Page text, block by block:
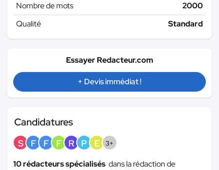
Nombre de mots
2000
Qualité
Standard
Essayer Redacteur.com
+ Devis immédiat !
Candidatures
S F F F R P E 3+
10 rédacteurs spécialisés dans la rédaction de